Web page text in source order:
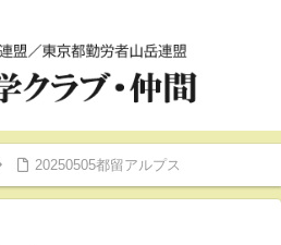
20250505都留アルプス